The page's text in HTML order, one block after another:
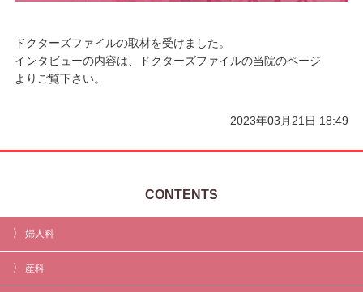
アクセス
ドクターズファイルの取材を受けました。
インタビューの内容は、ドクターズファイルの当院のページ
よりご覧下さい。
2023年03月21日 18:49
CONTENTS
婦人科
産科